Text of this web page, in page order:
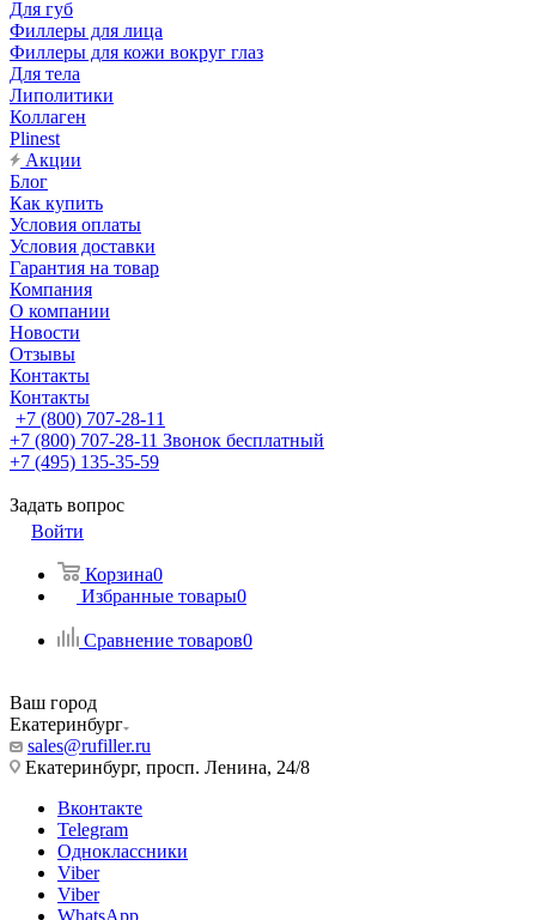
Для губ
Филлеры для лица
Филлеры для кожи вокруг глаз
Для тела
Липолитики
Коллаген
Plinest
Акции
Блог
Как купить
Условия оплаты
Условия доставки
Гарантия на товар
Компания
О компании
Новости
Отзывы
Контакты
Контакты
+7 (800) 707-28-11
+7 (800) 707-28-11 Звонок бесплатный
+7 (495) 135-35-59
Задать вопрос
Войти
Корзина0
Избранные товары0
Сравнение товаров0
Ваш город
Екатеринбург
sales@rufiller.ru
Екатеринбург, просп. Ленина, 24/8
Вконтакте
Telegram
Одноклассники
Viber
Viber
WhatsApp